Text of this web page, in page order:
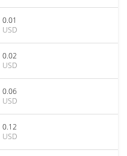
0.01
USD
0.02
USD
0.06
USD
0.12
USD